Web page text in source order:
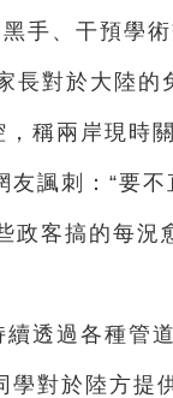
手、干預學術
長對於大陸的
稱兩岸現時關
諷刺：“要不
政客搞的每況
透過各種管
學對於陸方提